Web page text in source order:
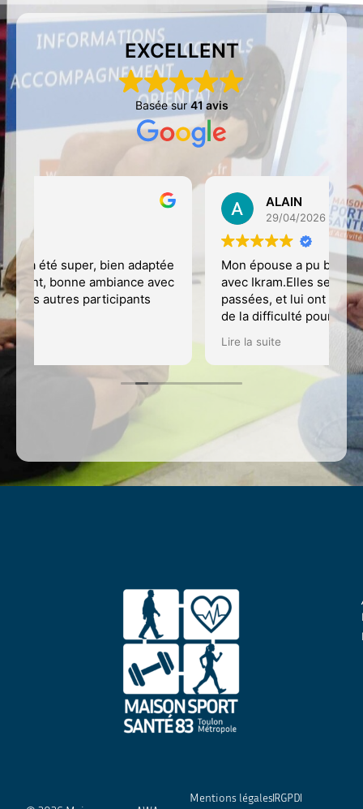
EXCELLENT
Basée sur41 avis
Mon épouse a pu bénéficier des séances
avec Ikram.Elles se sont toutes très bien
passées, et lui ont bien plu. Comme elle a
de la difficulté pour toujours bien
mouvement ou comme actvité( à cause de
son handicap: maladie d'Alzheimer), il m'a
été permis de rester aux séances pour
faciliter cette compréhension à mon
épouse.
Cela a contribué à bien apprécier et bien
profiter de ces séances très bien conduites
par Ikram avec bienveillance et
compétence.
Mentions légalesRGPD